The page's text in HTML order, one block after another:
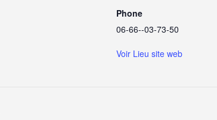
Phone
06-66--03-73-50
Voir Lieu site web